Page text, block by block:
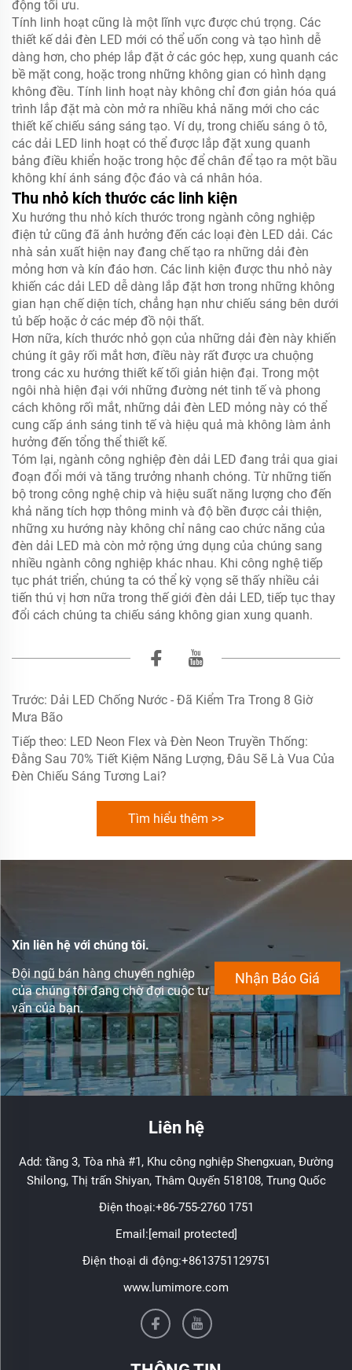
động tối ưu.
Tính linh hoạt cũng là một lĩnh vực được chú trọng. Các
thiết kế dải đèn LED mới có thể uốn cong và tạo hình dễ
dàng hơn, cho phép lắp đặt ở các góc hẹp, xung quanh các
bề mặt cong, hoặc trong những không gian có hình dạng
không đều. Tính linh hoạt này không chỉ đơn giản hóa quá
trình lắp đặt mà còn mở ra nhiều khả năng mới cho các
thiết kế chiếu sáng sáng tạo. Ví dụ, trong chiếu sáng ô tô,
các dải LED linh hoạt có thể được lắp đặt xung quanh
bảng điều khiển hoặc trong hộc để chân để tạo ra một bầu
không khí ánh sáng độc đáo và cá nhân hóa.
Thu nhỏ kích thước các linh kiện
Xu hướng thu nhỏ kích thước trong ngành công nghiệp
điện tử cũng đã ảnh hưởng đến các loại đèn LED dải. Các
nhà sản xuất hiện nay đang chế tạo ra những dải đèn
mỏng hơn và kín đáo hơn. Các linh kiện được thu nhỏ này
khiến các dải LED dễ dàng lắp đặt hơn trong những không
gian hạn chế diện tích, chẳng hạn như chiếu sáng bên dưới
tủ bếp hoặc ở các mép đồ nội thất.
Hơn nữa, kích thước nhỏ gọn của những dải đèn này khiến
chúng ít gây rối mắt hơn, điều này rất được ưa chuộng
trong các xu hướng thiết kế tối giản hiện đại. Trong một
ngôi nhà hiện đại với những đường nét tinh tế và phong
cách không rối mắt, những dải đèn LED mỏng này có thể
cung cấp ánh sáng tinh tế và hiệu quả mà không làm ảnh
hưởng đến tổng thể thiết kế.
Tóm lại, ngành công nghiệp đèn dải LED đang trải qua giai
đoạn đổi mới và tăng trưởng nhanh chóng. Từ những tiến
bộ trong công nghệ chip và hiệu suất năng lượng cho đến
khả năng tích hợp thông minh và độ bền được cải thiện,
những xu hướng này không chỉ nâng cao chức năng của
đèn dải LED mà còn mở rộng ứng dụng của chúng sang
nhiều ngành công nghiệp khác nhau. Khi công nghệ tiếp
tục phát triển, chúng ta có thể kỳ vọng sẽ thấy nhiều cải
tiến thú vị hơn nữa trong thế giới đèn dải LED, tiếp tục thay
đổi cách chúng ta chiếu sáng không gian xung quanh.
Trước: Dải LED Chống Nước - Đã Kiểm Tra Trong 8 Giờ
Mưa Bão
Tiếp theo: LED Neon Flex và Đèn Neon Truyền Thống:
Đằng Sau 70% Tiết Kiệm Năng Lượng, Đâu Sẽ Là Vua Của
Đèn Chiếu Sáng Tương Lai?
Tìm hiểu thêm >>
Xin liên hệ với chúng tôi.
Đội ngũ bán hàng chuyên nghiệp
của chúng tôi đang chờ đợi cuộc tư
vấn của bạn.
Nhận Báo Giá
Liên hệ
Add: tầng 3, Tòa nhà #1, Khu công nghiệp Shengxuan, Đường
Shilong, Thị trấn Shiyan, Thâm Quyến 518108, Trung Quốc
Điện thoại:+86-755-2760 1751
Email:[email protected]
Điện thoại di động:+8613751129751
www.lumimore.com